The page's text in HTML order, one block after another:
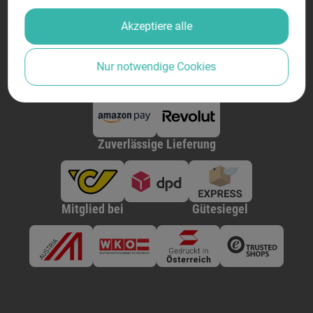
Zuverlässige Lieferung
Mitglied bei Gütesiegel
Akzeptiere alle
Nur notwendige Cookies